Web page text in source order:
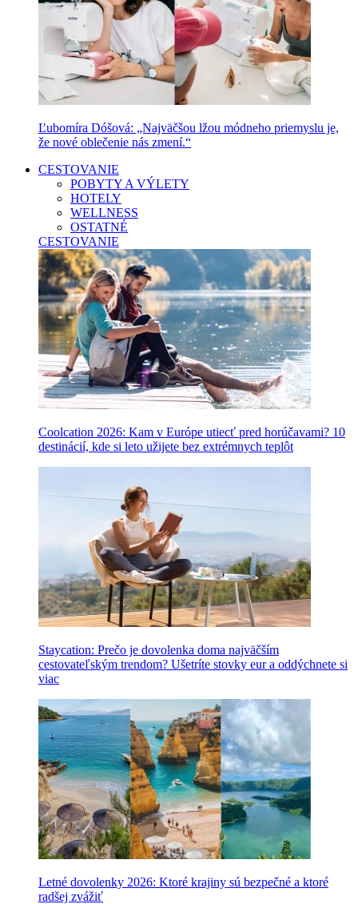
Ľubomíra Dóšová: „Najväčšou lžou módneho priemyslu je,
že nové oblečenie nás zmení.“
CESTOVANIE
POBYTY A VÝLETY
HOTELY
WELLNESS
OSTATNÉ
CESTOVANIE
Coolcation 2026: Kam v Európe utiecť pred horúčavami? 10
destinácií, kde si leto užijete bez extrémnych teplôt
Staycation: Prečo je dovolenka doma najväčším
cestovateľským trendom? Ušetríte stovky eur a oddýchnete si
viac
Letné dovolenky 2026: Ktoré krajiny sú bezpečné a ktoré
radšej zvážiť